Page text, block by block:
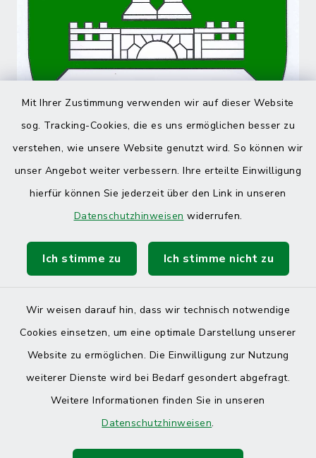
Mit Ihrer Zustimmung verwenden wir auf dieser Website
sog. Tracking-Cookies, die es uns ermöglichen besser zu
verstehen, wie unsere Website genutzt wird. So können wir
unser Angebot weiter verbessern. Ihre erteilte Einwilligung
hierfür können Sie jederzeit über den Link in unseren
Datenschutzhinweisen widerrufen.
Ich stimme zu Ich stimme nicht zu
Wir weisen darauf hin, dass wir technisch notwendige
Cookies einsetzen, um eine optimale Darstellung unserer
Website zu ermöglichen. Die Einwilligung zur Nutzung
weiterer Dienste wird bei Bedarf gesondert abgefragt.
Weitere Informationen finden Sie in unseren
Datenschutzhinweisen.
Kontakt
Datenschutz
Impressum
Sitemap
Cookie-Einstellungen